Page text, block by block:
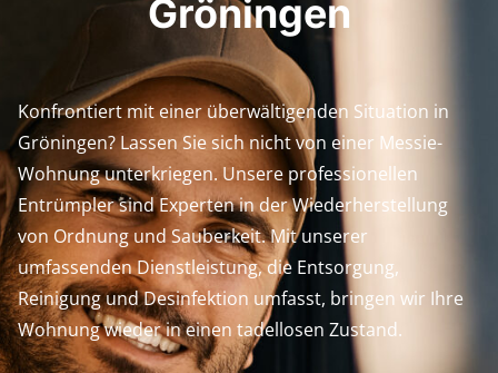
Gröningen
Konfrontiert mit einer überwältigenden Situation in
Gröningen? Lassen Sie sich nicht von einer Messie-
Wohnung unterkriegen. Unsere professionellen
Entrümpler sind Experten in der Wiederherstellung
von Ordnung und Sauberkeit. Mit unserer
umfassenden Dienstleistung, die Entsorgung,
Reinigung und Desinfektion umfasst, bringen wir Ihre
Wohnung wieder in einen tadellosen Zustand.